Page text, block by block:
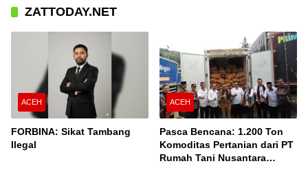
ZATTODAY.NET
ACEH
FORBINA: Sikat Tambang
Ilegal
ACEH
Pasca Bencana: 1.200 Ton
Komoditas Pertanian dari PT
Rumah Tani Nusantara